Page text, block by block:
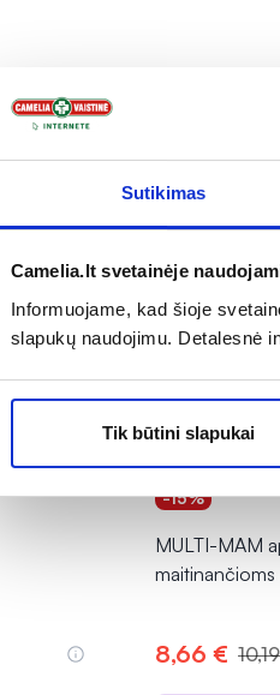
Sutikimas
Camelia.lt svetainėje
Informuojame, kad šioje
slapukų naudojimu. Detalesnė
Tik būtini slapukai
-15%
MULTI-MAM
8,66 €